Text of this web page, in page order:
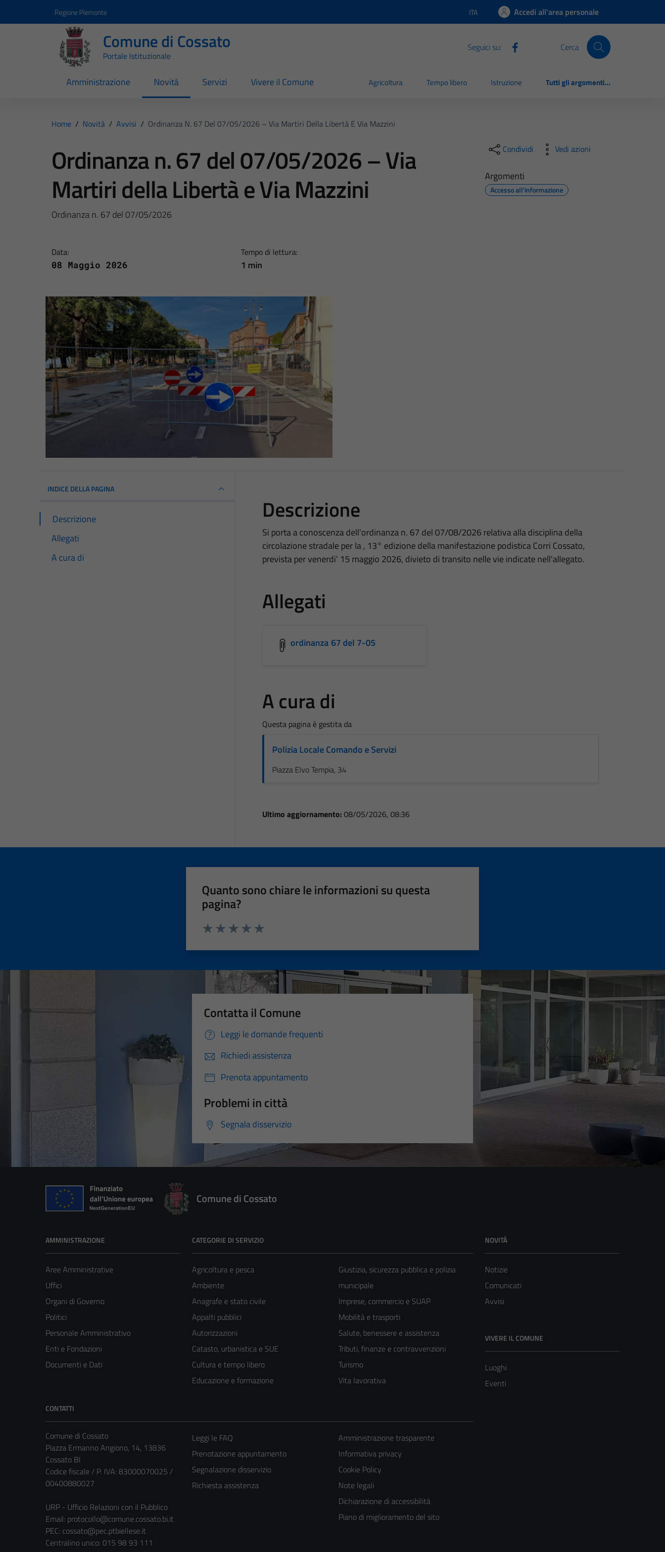
Regione Piemonte Lingua attiva:
ITA Accedi all'area personale
Comune di Cossato
Portale Istituzionale
Seguici su: Cerca
Amministrazione Novità Servizi Vivere il Comune Agricoltura Tempo libero Istruzione Tutti gli argomenti...
Home / Novità / Avvisi / Ordinanza N. 67 Del 07/05/2026 – Via Martiri Della Libertà E Via Mazzini
Ordinanza n. 67 del 07/05/2026 – Via
Martiri della Libertà e Via Mazzini
Ordinanza n. 67 del 07/05/2026
Data:
08 Maggio 2026
Tempo di lettura:
1 min
Condividi Vedi azioni
Argomenti
Accesso all'informazione
INDICE DELLA PAGINA
Descrizione
Allegati
A cura di
Descrizione
Si porta a conoscenza dell'ordinanza n. 67 del 07/08/2026 relativa alla disciplina della
circolazione stradale per la , 13° edizione della manifestazione podistica Corri Cossato,
prevista per venerdi’ 15 maggio 2026, divieto di transito nelle vie indicate nell'allegato.
Allegati
ordinanza 67 del 7-05
A cura di
Questa pagina è gestita da
Polizia Locale Comando e Servizi
Piazza Elvo Tempia, 34
Ultimo aggiornamento: 08/05/2026, 08:36
Quanto sono chiare le informazioni su questa
pagina?
Contatta il Comune
Leggi le domande frequenti
Richiedi assistenza
Prenota appuntamento
Problemi in città
Segnala disservizio
Comune di Cossato
AMMINISTRAZIONE
Aree Amministrative
Uffici
Organi di Governo
Politici
Personale Amministrativo
Enti e Fondazioni
Documenti e Dati
CATEGORIE DI SERVIZIO
Agricoltura e pesca
Ambiente
Anagrafe e stato civile
Appalti pubblici
Autorizzazioni
Catasto, urbanistica e SUE
Cultura e tempo libero
Educazione e formazione
Giustizia, sicurezza pubblica e polizia
municipale
Imprese, commercio e SUAP
Mobilità e trasporti
Salute, benessere e assistenza
Tributi, finanze e contravvenzioni
Turismo
Vita lavorativa
NOVITÀ
Notizie
Comunicati
Avvisi
VIVERE IL COMUNE
Luoghi
Eventi
CONTATTI
Comune di Cossato
Piazza Ermanno Angiono, 14, 13836
Cossato BI
Codice fiscale / P. IVA: 83000070025 /
00400880027
URP - Ufficio Relazioni con il Pubblico
Email: protocollo@comune.cossato.bi.it
PEC: cossato@pec.ptbiellese.it
Centralino unico: 015 98 93 111
Leggi le FAQ
Prenotazione appuntamento
Segnalazione disservizio
Richiesta assistenza
Amministrazione trasparente
Informativa privacy
Cookie Policy
Note legali
Dichiarazione di accessibilità
Piano di miglioramento del sito